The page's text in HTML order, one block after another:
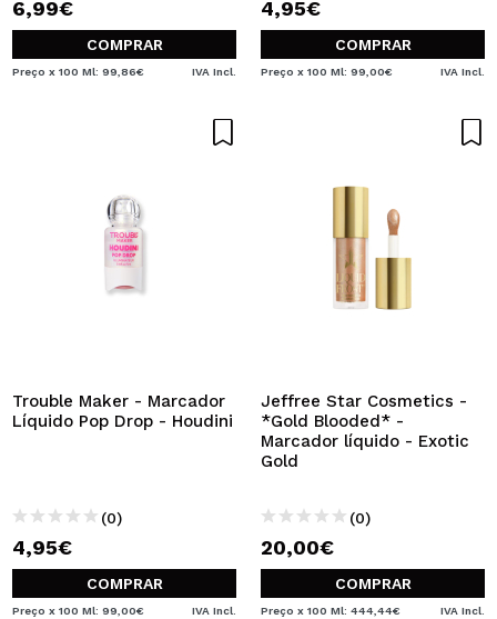
6,99€
COMPRAR
Preço x 100 Ml: 99,86€ IVA Incl.
4,95€
COMPRAR
Preço x 100 Ml: 99,00€ IVA Incl.
Trouble Maker - Marcador
Líquido Pop Drop - Houdini
(0)
4,95€
COMPRAR
Preço x 100 Ml: 99,00€ IVA Incl.
Jeffree Star Cosmetics -
*Gold Blooded* -
Marcador líquido - Exotic
Gold
(0)
20,00€
COMPRAR
Preço x 100 Ml: 444,44€ IVA Incl.